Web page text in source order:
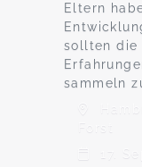
Eltern
sollten die
sammeln
Forst
17.